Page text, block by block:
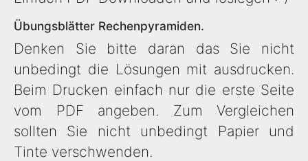
Übungsblätter Rechenpyramiden.
Denken Sie bitte daran das Sie nicht
unbedingt die Lösungen mit ausdrucken.
Beim Drucken einfach nur die erste Seite
vom PDF angeben. Zum Vergleichen
sollten Sie nicht unbedingt Papier und
Tinte verschwenden.